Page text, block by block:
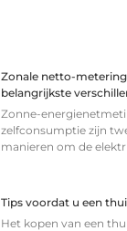
Zonale netto-
belangrijkste
Zonne-
zelfconsumptie zijn
manieren om de
Tips voordat u een
Het kopen van een